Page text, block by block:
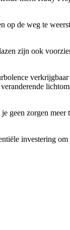
op de weg te
zijn ook
geen zorgen
investering